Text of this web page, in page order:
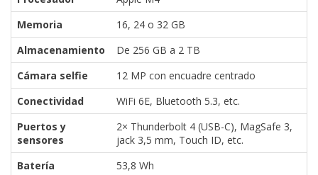
Memoria
16, 24 o 32 GB
Almacenamiento
De 256 GB a 2 TB
Cámara selfie
12 MP con encuadre centrado
Conectividad
WiFi 6E, Bluetooth 5.3, etc.
Puertos y
sensores
2× Thunderbolt 4 (USB-C), MagSafe 3,
jack 3,5 mm, Touch ID, etc.
Batería
53,8 Wh